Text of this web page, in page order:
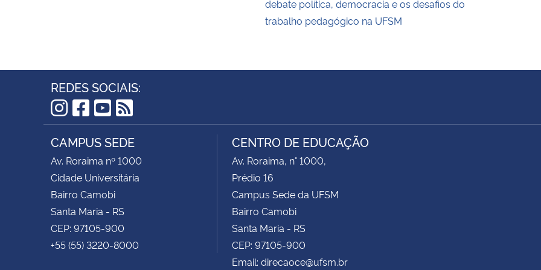
debate política, democracia e os desafios do
trabalho pedagógico na UFSM
REDES SOCIAIS:
Instagram
Facebook
YouTube
RSS
CAMPUS SEDE
Av. Roraima nº 1000
Cidade Universitária
Bairro Camobi
Santa Maria - RS
CEP: 97105-900
+55 (55) 3220-8000
CENTRO DE EDUCAÇÃO
Av. Roraima, n° 1000,
Prédio 16
Campus Sede da UFSM
Bairro Camobi
Santa Maria - RS
CEP: 97105-900
Email: direcaoce@ufsm.br